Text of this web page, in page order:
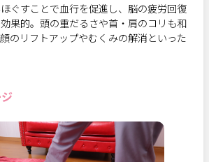
ぐすことで血行を促進し、脳の疲労回復
果的。頭の重だるさや首・肩のコリも和
のリフトアップやむくみの解消といった